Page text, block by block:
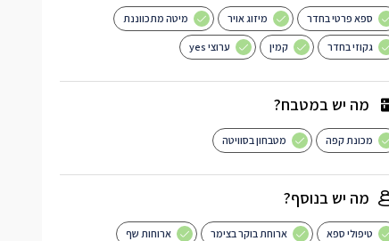
ספא פרטי בחדר מיזוג אויר מיטה מתכווננת
גקוזי בחדר קמין ערוצי yes
מה יש במטבח?
מכונת קפה מטבחון בסוויטה
מה יש בנוסף?
טיפולי ספא ארוחת בוקר בצימר ארוחות שף